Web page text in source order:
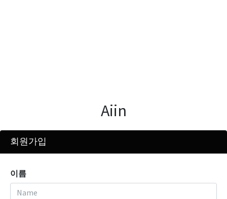
Aiin
회원가입
이름